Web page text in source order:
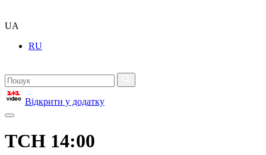
UA
RU
Відкрити у додатку
ТСН 14:00